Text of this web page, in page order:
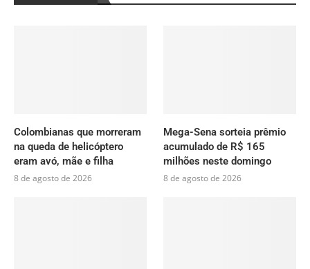
Colombianas que morreram
na queda de helicóptero
eram avó, mãe e filha
8 de agosto de 2026
Mega-Sena sorteia prêmio
acumulado de R$ 165
milhões neste domingo
8 de agosto de 2026